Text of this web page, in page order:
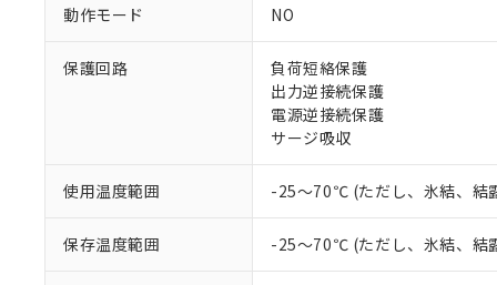
動作モード NO
保護回路
負荷短絡保護
出力逆接続保護
電源逆接続保護
サージ吸収
使用温度範囲 -25～70℃ (ただし、氷結、結
保存温度範囲 -25～70℃ (ただし、氷結、結
ご利用条件
以下の条件をお読
くものです。
当社制御機
のであり、
い。
非該当品：ライセ
仕入先様の事情に
があります。
フタル酸ビス(2-エチル
但し、RoHS指令で産
フタル酸エステル類の
※1 中国
「○」：最大均質
*中国RoHS10物質の基
Pb(鉛) :1000ppm、
Cr(Ⅵ)(六価クロム) :
DBP(フタル酸ジブチル
DEHP(フタル酸ビス(2-
う）を輸出
などの必要
当社は規制
ます。
当社は貴社
号
○ 一定数